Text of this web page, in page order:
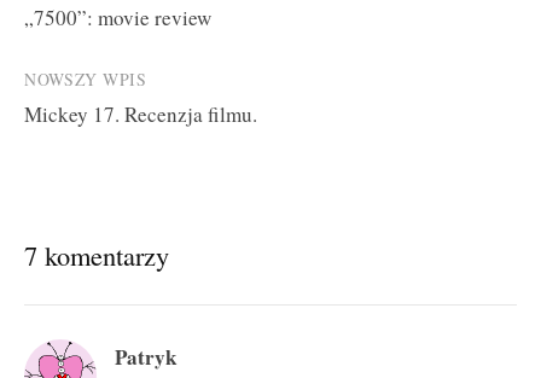
navigation
„7500”: movie review
NOWSZY WPIS
Mickey 17. Recenzja filmu.
7 komentarzy
Patryk